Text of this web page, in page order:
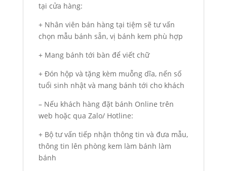
tại cửa hàng:
+ Nhân viên bán hàng tại tiệm sẽ tư vấn
chọn mẫu bánh sẵn, vị bánh kem phù hợp
+ Mang bánh tới bàn để viết chữ
+ Đón hộp và tặng kèm muỗng dĩa, nến số
tuổi sinh nhật và mang bánh tới cho khách
– Nếu khách hàng đặt bánh Online trên
web hoặc qua Zalo/ Hotline:
+ Bộ tư vấn tiếp nhận thông tin và đưa mẫu,
thông tin lên phòng kem làm bánh làm
bánh